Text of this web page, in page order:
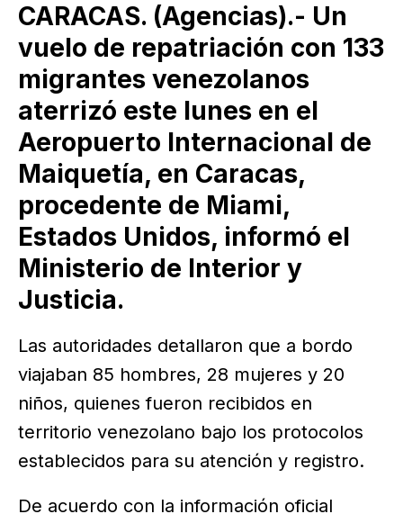
CARACAS. (Agencias).- Un
vuelo de repatriación con 133
migrantes venezolanos
aterrizó este lunes en el
Aeropuerto Internacional de
Maiquetía, en Caracas,
procedente de Miami,
Estados Unidos, informó el
Ministerio de Interior y
Justicia.
Las autoridades detallaron que a bordo
viajaban 85 hombres, 28 mujeres y 20
niños, quienes fueron recibidos en
territorio venezolano bajo los protocolos
establecidos para su atención y registro.
De acuerdo con la información oficial